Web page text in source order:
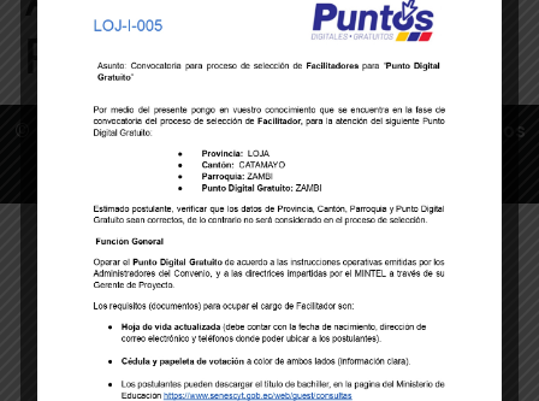
RESOLUCIONES
© Copyright 2023 – GAD PARROQUIAL ZAMBI | Términos
y Condiciones | Aviso de Privacidad